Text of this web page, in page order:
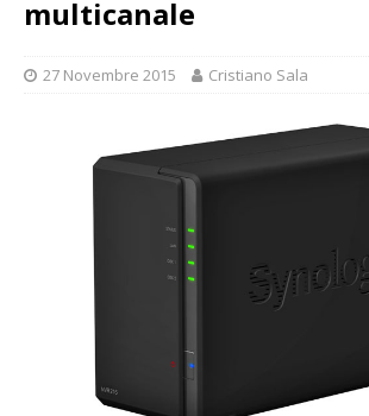
multicanale
27 Novembre 2015 Cristiano Sala